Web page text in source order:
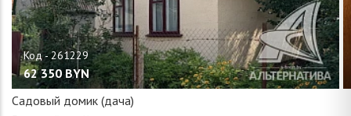
62 350 BYN
Садовый домик (дача)